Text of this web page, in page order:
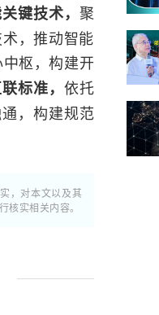
键技术， 聚
，推动智能
中枢，构建开
标准， 依托
，构建规范
，对本文以及其
实相关内容。